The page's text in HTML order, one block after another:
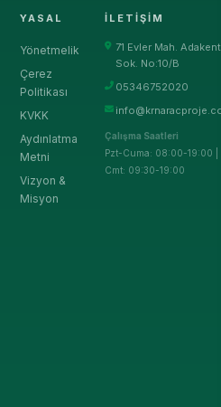
YASAL
Yönetmelik
Çerez
Politikası
KVKK
Aydınlatma
Metni
Vizyon &
Misyon
İLETIŞIM
71 Evler Mah. Adakent
Sok. No:10/B
05346752020
Çalışma Saatleri
Pzt-Cuma: 08:00-19:00 |
Cmt: 09:30-19:00